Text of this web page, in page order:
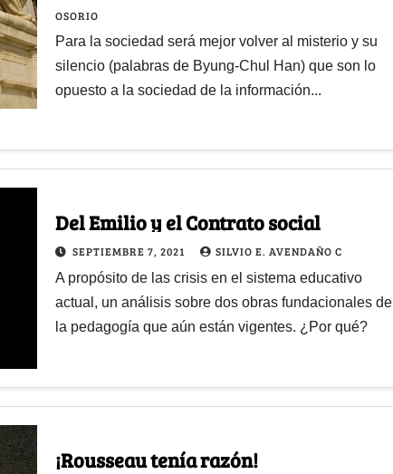
OSORIO
Para la sociedad será mejor volver al misterio y su
silencio (palabras de Byung-Chul Han) que son lo
opuesto a la sociedad de la información...
Del Emilio y el Contrato social
SEPTIEMBRE 7, 2021 SILVIO E. AVENDAÑO C
A propósito de las crisis en el sistema educativo
actual, un análisis sobre dos obras fundacionales de
la pedagogía que aún están vigentes. ¿Por qué?
¡Rousseau tenía razón!